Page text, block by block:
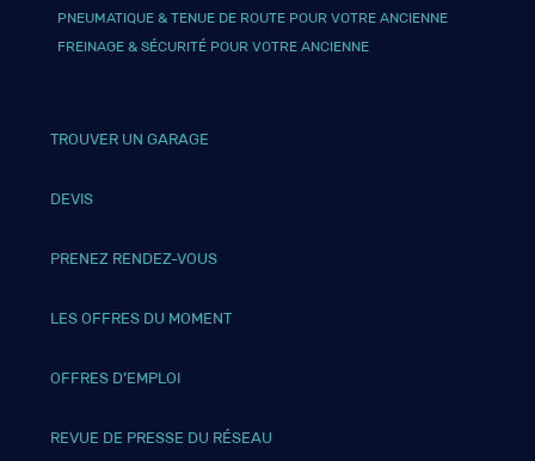
PNEUMATIQUE & TENUE DE ROUTE POUR VOTRE ANCIENNE
FREINAGE & SÉCURITÉ POUR VOTRE ANCIENNE
TROUVER UN GARAGE
DEVIS
PRENEZ RENDEZ-VOUS
LES OFFRES DU MOMENT
OFFRES D’EMPLOI
REVUE DE PRESSE DU RÉSEAU